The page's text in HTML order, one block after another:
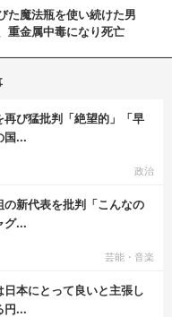
た魔法瓶を使い続けた男
重金属中毒になり死亡
び猛批判「絶望的」「早
国...
政治
新代表を批判「こんなの
グ...
芸能・音楽
本にとって良いと主張し
円...